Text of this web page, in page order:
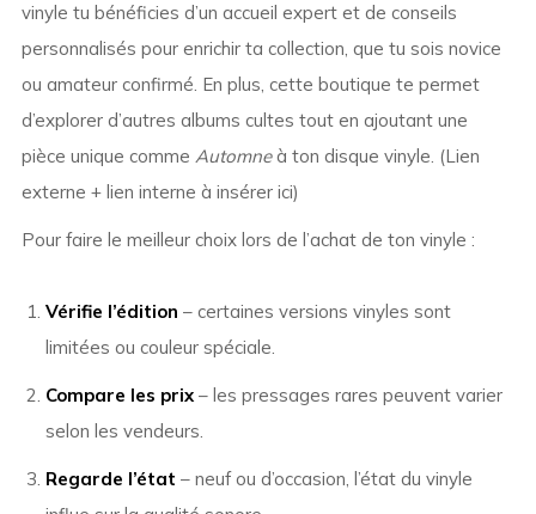
vinyle tu bénéficies d’un accueil expert et de conseils
personnalisés pour enrichir ta collection, que tu sois novice
ou amateur confirmé. En plus, cette boutique te permet
d’explorer d’autres albums cultes tout en ajoutant une
pièce unique comme Automneà ton disque vinyle. (Lien
externe + lien interne à insérer ici)
Pour faire le meilleur choix lors de l’achat de ton vinyle :
Vérifie l’édition – certaines versions vinyles sont
limitées ou couleur spéciale.
Compare les prix– les pressages rares peuvent varier
selon les vendeurs.
Regarde l’état – neuf ou d’occasion, l’état du vinyle